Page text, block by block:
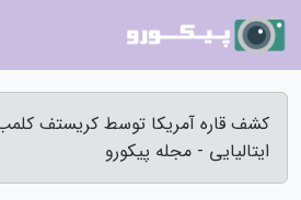
کشف قاره آمریکا توسط کریستف
ایتالیایی - مجله پیکورو